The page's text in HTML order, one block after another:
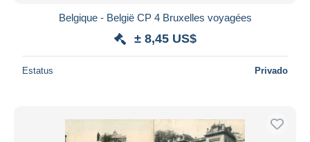
Belgique - België CP 4 Bruxelles voyagées
± 8,45 US$
Estatus Privado